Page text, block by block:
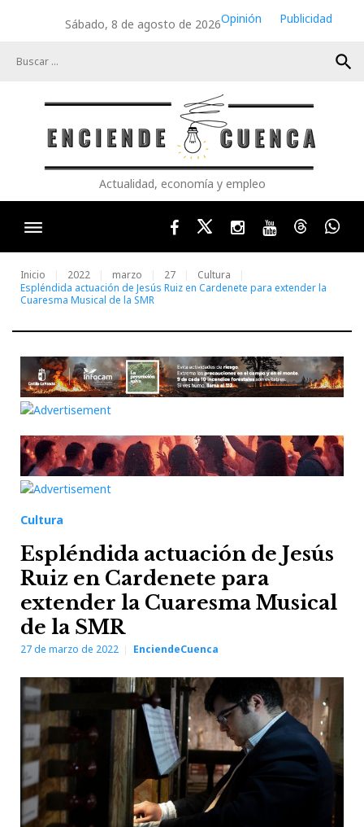
Sábado, 8 de agosto de 2026Opinión
Publicidad
search
Actualidad, economía y empleo
FacebookTwitterInstagram
YoutubeThreads
Inicio 2022 marzo 27
Cultura
Espléndida actuación de Jesús Ruiz en Cardenete para extender la
Cuaresma Musical de la SMR
Cultura
Espléndida actuación de Jesús
Ruiz en Cardenete para
extender la Cuaresma Musical
de la SMR
27 de marzo de 2022 EnciendeCuenca